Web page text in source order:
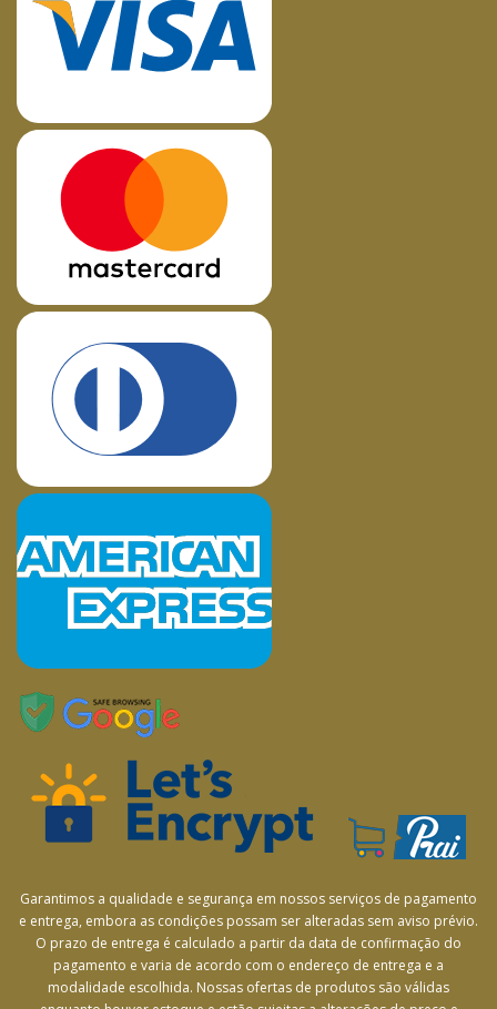
Garantimos a qualidade e segurança em nossos serviços de pagamento
e entrega, embora as condições possam ser alteradas sem aviso prévio.
O prazo de entrega é calculado a partir da data de confirmação do
pagamento e varia de acordo com o endereço de entrega e a
modalidade escolhida. Nossas ofertas de produtos são válidas